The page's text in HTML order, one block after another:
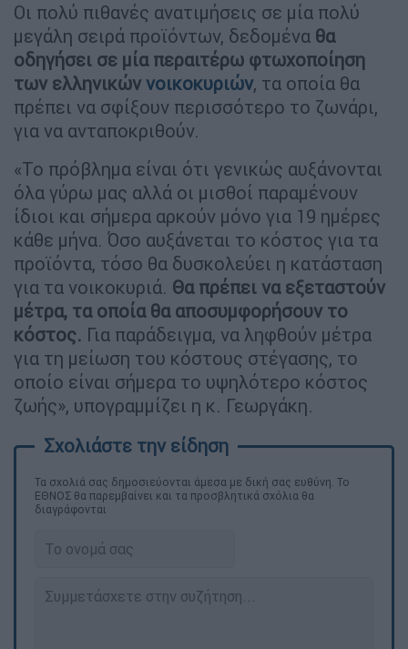
Οι πολύ πιθανές ανατιμήσεις σε μία πολύ
μεγάλη σειρά προϊόντων, δεδομένα θα
οδηγήσει σε μία περαιτέρω φτωχοποίηση
των ελληνικών νοικοκυριών, τα οποία θα
πρέπει να σφίξουν περισσότερο το ζωνάρι,
για να ανταποκριθούν.
«Το πρόβλημα είναι ότι γενικώς αυξάνονται
όλα γύρω μας αλλά οι μισθοί παραμένουν
ίδιοι και σήμερα αρκούν μόνο για 19 ημέρες
κάθε μήνα. Όσο αυξάνεται το κόστος για τα
προϊόντα, τόσο θα δυσκολεύει η κατάσταση
για τα νοικοκυριά. Θα πρέπει να εξεταστούν
μέτρα, τα οποία θα αποσυμφορήσουν το
κόστος. Για παράδειγμα, να ληφθούν μέτρα
για τη μείωση του κόστους στέγασης, το
οποίο είναι σήμερα το υψηλότερο κόστος
ζωής», υπογραμμίζει η κ. Γεωργάκη.
Τα σχολιά σας δημοσιεύονται άμεσα με δική σας ευθύνη. Το
ΕΘΝΟΣ θα παρεμβαίνει και τα προσβλητικά σχόλια θα
διαγράφονται